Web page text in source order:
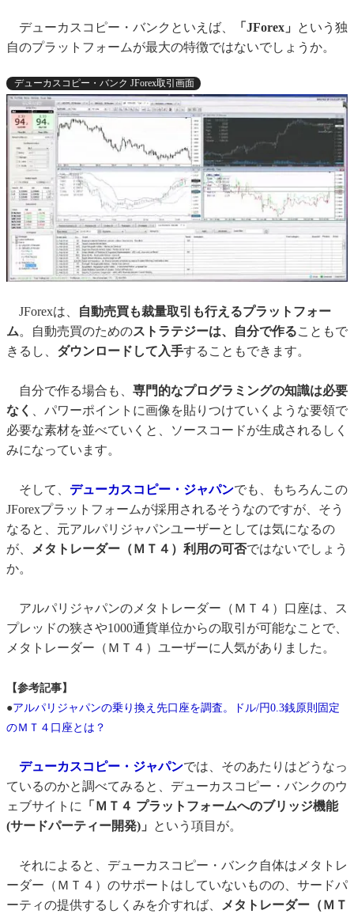
デューカスコピー・バンクといえば、 「JForex」
という独
自のプラットフォームが最大の特徴ではないでしょうか。
デューカスコピー・バンク JForex取引画面
JForexは、
自動売買も裁量取引も行えるプラットフォー
ム。自動売買のためのストラテジーは、自分で作ることもで
きるし、 ダウンロードして入手することもできます。
自分で作る場合も、 専門的なプログラミングの知識は必要
なく
、パワーポイントに画像を貼りつけていくような要領で
必要な素材を並べていくと、ソースコードが生成されるしく
みになっています。
そして、 デューカスコピー・ジャパンでも、もちろんこの
JForexプラットフォームが採用されるそうなのですが、そう
なると、元アルパリジャパンユーザーとしては気になるの
が、
メタトレーダー（ＭＴ４）利用の可否ではないでしょう
か。
アルパリジャパンのメタトレーダー（ＭＴ４）口座は、ス
プレッドの狭さや1000通貨単位からの取引が可能なことで、
メタトレーダー（ＭＴ４）ユーザーに人気がありました。
【参考記事】
●アルパリジャパンの乗り換え先口座を調査。ドル/円0.3銭原則固定
のＭＴ４口座とは？
デューカスコピー・ジャパンでは、そのあたりはどうなっ
ているのかと調べてみると、デューカスコピー・バンクのウ
ェブサイトに
「ＭＴ４ プラットフォームへのブリッジ機能
(サードパーティー開発)」
という項目が。
それによると、デューカスコピー・バンク自体はメタトレ
ーダー（ＭＴ４）のサポートはしていないものの、サードパ
ーティの提供するしくみを介すれば、
メタトレーダー（ＭＴ